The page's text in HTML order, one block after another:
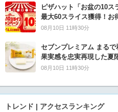
ピザハット「お盆の10ス
最大60スライス獲得！お
08月10日 11時30分
セブンプレミアム まる
果実感を忠実再現した夏
08月10日 11時30分
トレンド | アクセスランキング